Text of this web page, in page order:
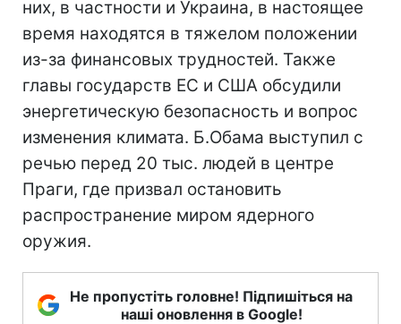
них, в частности и Украина, в настоящее
время находятся в тяжелом положении
из-за финансовых трудностей. Также
главы государств ЕС и США обсудили
энергетическую безопасность и вопрос
изменения климата. Б.Обама выступил с
речью перед 20 тыс. людей в центре
Праги, где призвал остановить
распространение миром ядерного
оружия.
Не пропустіть головне! Підпишіться на
наші оновлення в Google!